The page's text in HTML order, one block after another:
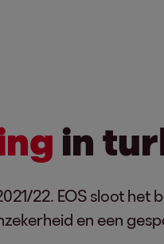
in
22. EOS sloot
en een